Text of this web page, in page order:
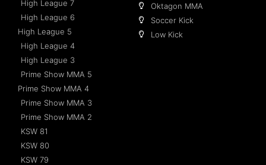
High League 7
High League 6
High League 5
High League 4
High League 3
Prime Show MMA 5
Prime Show MMA 4
Prime Show MMA 3
Prime Show MMA 2
KSW 81
KSW 80
KSW 79
Oktagon MMA
Soccer Kick
Low Kick